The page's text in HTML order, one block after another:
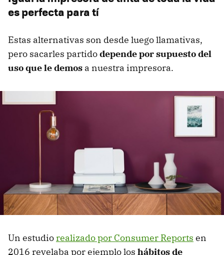
es perfecta para tí
Estas alternativas son desde luego llamativas,
pero sacarles partidodepende por supuesto del
uso que le demos a nuestra impresora.
Un estudiorealizado por Consumer Reports en
2016 revelaba por ejemplo los hábitos de